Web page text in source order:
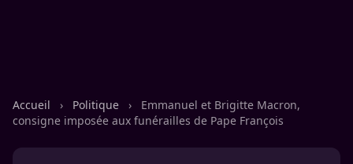
Accueil › Politique ›
Emmanuel et Brigitte Macron,
consigne imposée aux funérailles de Pape François